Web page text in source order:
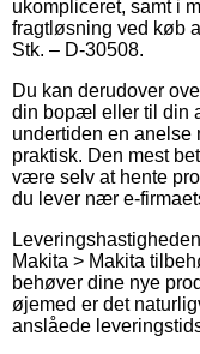
ukompliceret, samt i
fragtløsning ved køb
Stk. – D-30508.
Du kan derudover
din bopæl eller til din
undertiden en anelse
praktisk. Den mest
være selv at hente
du lever nær e-
Makita > Makita
behøver dine nye
øjemed er det
anslåede